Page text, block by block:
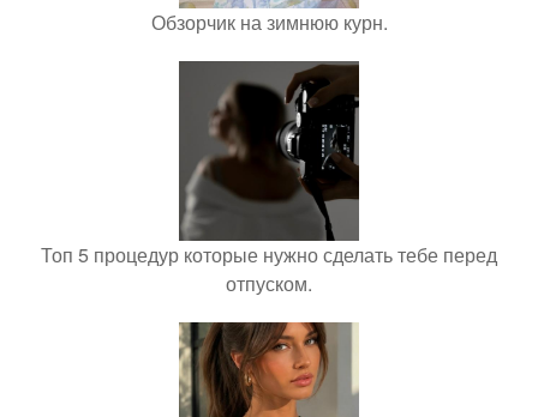
Обзорчик на зимнюю курн.
Топ 5 процедур которые нужно сделать тебе перед
отпуском.